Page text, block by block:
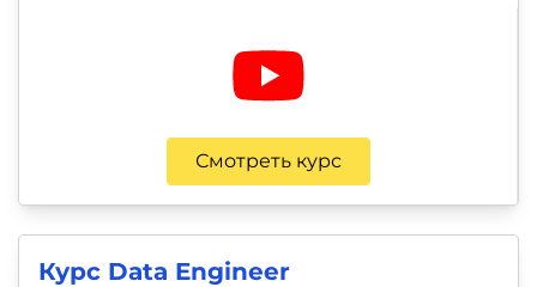
Смотреть курс
Курс Data Engineer